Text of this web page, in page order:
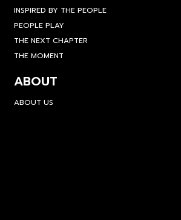
INSPIRED BY THE PEOPLE
PEOPLE PLAY
THE NEXT CHAPTER
THE MOMENT
ABOUT
ABOUT US